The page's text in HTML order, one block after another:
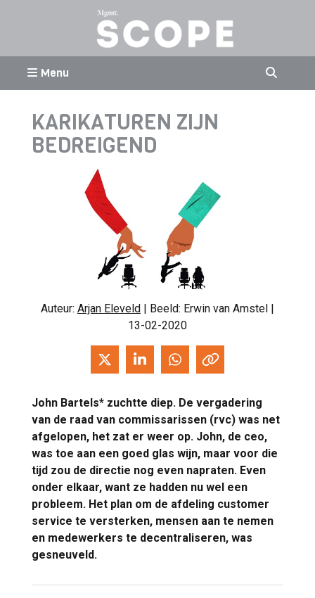
Menu
KARIKATUREN ZIJN
BEDREIGEND
Auteur: Arjan Eleveld | Beeld: Erwin van Amstel |
13-02-2020
John Bartels* zuchtte diep. De vergadering
van de raad van commissarissen (rvc) was net
afgelopen, het zat er weer op. John, de ceo,
was toe aan een goed glas wijn, maar voor die
tijd zou de directie nog even napraten. Even
onder elkaar, want ze hadden nu wel een
probleem. Het plan om de afdeling customer
service te versterken, mensen aan te nemen
en medewerkers te decentraliseren, was
gesneuveld.